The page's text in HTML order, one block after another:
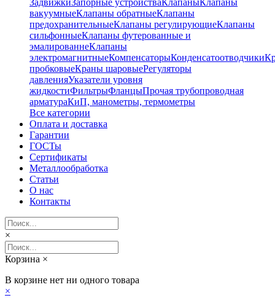
ЗадвижкиЗапорные устройстваКлапаныКлапаны
вакуумныеКлапаны обратныеКлапаны
предохранительныеКлапаны регулирующиеКлапаны
сильфонныеКлапаны футерованные и
эмалированнеКлапаны
электромагнитныеКомпенсаторыКонденсатоотводчики
пробковыеКраны шаровыеРегуляторы
давленияУказатели уровня
жидкостиФильтрыФланцыПрочая трубопроводная
арматураКиП, манометры, термометры
Все категории
Оплата и доставка
Гарантии
ГОСТы
Сертификаты
Металлообработка
Статьи
О нас
Контакты
×
Корзина ×
В корзине нет ни одного товара
×